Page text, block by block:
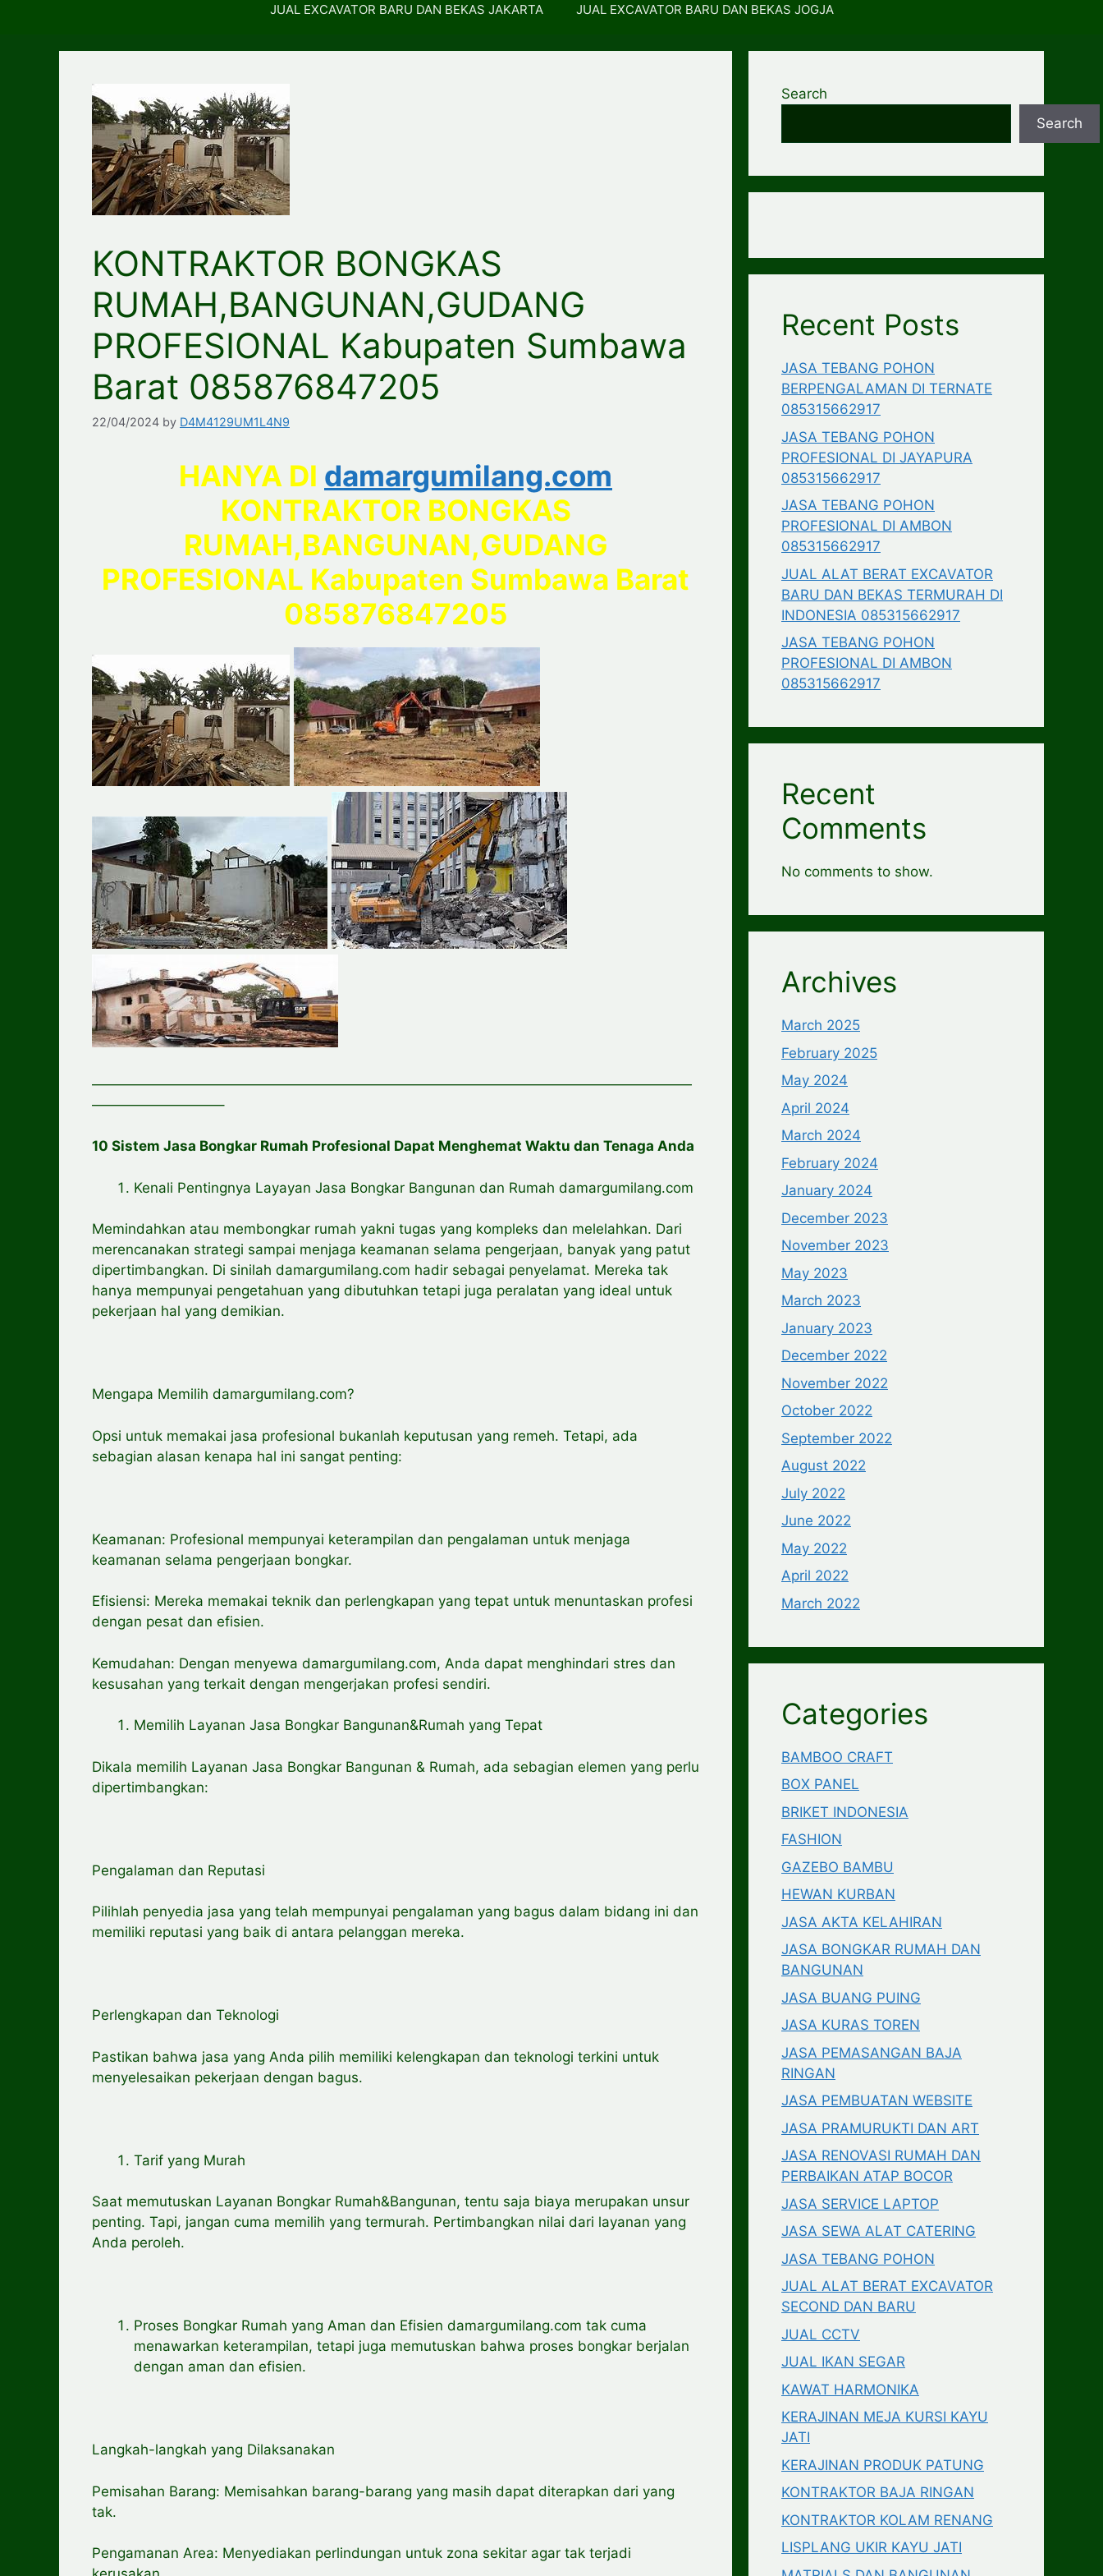
JUAL EXCAVATOR BARU DAN BEKAS JAKARTA JUAL EXCAVATOR BARU DAN BEKAS JOGJA
KONTRAKTOR BONGKAS
RUMAH,BANGUNAN,GUDANG
PROFESIONAL Kabupaten Sumbawa
Barat 085876847205
22/04/2024 by D4M4129UM1L4N9
HANYA DI damargumilang.com
KONTRAKTOR BONGKAS
RUMAH,BANGUNAN,GUDANG
PROFESIONAL Kabupaten Sumbawa Barat
085876847205
———————————————————————————————————————————
—————————–
10 Sistem Jasa Bongkar Rumah Profesional Dapat Menghemat Waktu dan Tenaga Anda
Kenali Pentingnya Layayan Jasa Bongkar Bangunan dan Rumah damargumilang.com
Memindahkan atau membongkar rumah yakni tugas yang kompleks dan melelahkan. Dari
merencanakan strategi sampai menjaga keamanan selama pengerjaan, banyak yang patut
dipertimbangkan. Di sinilah damargumilang.com hadir sebagai penyelamat. Mereka tak
hanya mempunyai pengetahuan yang dibutuhkan tetapi juga peralatan yang ideal untuk
pekerjaan hal yang demikian.
Mengapa Memilih damargumilang.com?
Opsi untuk memakai jasa profesional bukanlah keputusan yang remeh. Tetapi, ada
sebagian alasan kenapa hal ini sangat penting:
Keamanan: Profesional mempunyai keterampilan dan pengalaman untuk menjaga
keamanan selama pengerjaan bongkar.
Efisiensi: Mereka memakai teknik dan perlengkapan yang tepat untuk menuntaskan profesi
dengan pesat dan efisien.
Kemudahan: Dengan menyewa damargumilang.com, Anda dapat menghindari stres dan
kesusahan yang terkait dengan mengerjakan profesi sendiri.
Memilih Layanan Jasa Bongkar Bangunan&Rumah yang Tepat
Dikala memilih Layanan Jasa Bongkar Bangunan & Rumah, ada sebagian elemen yang perlu
dipertimbangkan:
Pengalaman dan Reputasi
Pilihlah penyedia jasa yang telah mempunyai pengalaman yang bagus dalam bidang ini dan
memiliki reputasi yang baik di antara pelanggan mereka.
Perlengkapan dan Teknologi
Pastikan bahwa jasa yang Anda pilih memiliki kelengkapan dan teknologi terkini untuk
menyelesaikan pekerjaan dengan bagus.
Tarif yang Murah
Saat memutuskan Layanan Bongkar Rumah&Bangunan, tentu saja biaya merupakan unsur
penting. Tapi, jangan cuma memilih yang termurah. Pertimbangkan nilai dari layanan yang
Anda peroleh.
Proses Bongkar Rumah yang Aman dan Efisien damargumilang.com tak cuma
menawarkan keterampilan, tetapi juga memutuskan bahwa proses bongkar berjalan
dengan aman dan efisien.
Langkah-langkah yang Dilaksanakan
Pemisahan Barang: Memisahkan barang-barang yang masih dapat diterapkan dari yang
tak.
Pengamanan Area: Menyediakan perlindungan untuk zona sekitar agar tak terjadi
Search
Search
Recent Posts
JASA TEBANG POHON
BERPENGALAMAN DI TERNATE
085315662917
JASA TEBANG POHON
PROFESIONAL DI JAYAPURA
085315662917
JASA TEBANG POHON
PROFESIONAL DI AMBON
085315662917
JUAL ALAT BERAT EXCAVATOR
BARU DAN BEKAS TERMURAH DI
INDONESIA 085315662917
JASA TEBANG POHON
PROFESIONAL DI AMBON
085315662917
Recent
Comments
No comments to show.
Archives
March 2025
February 2025
May 2024
April 2024
March 2024
February 2024
January 2024
December 2023
November 2023
May 2023
March 2023
January 2023
December 2022
November 2022
October 2022
September 2022
August 2022
July 2022
June 2022
May 2022
April 2022
March 2022
Categories
BAMBOO CRAFT
BOX PANEL
BRIKET INDONESIA
FASHION
GAZEBO BAMBU
HEWAN KURBAN
JASA AKTA KELAHIRAN
JASA BONGKAR RUMAH DAN
BANGUNAN
JASA BUANG PUING
JASA KURAS TOREN
JASA PEMASANGAN BAJA
RINGAN
JASA PEMBUATAN WEBSITE
JASA PRAMURUKTI DAN ART
JASA RENOVASI RUMAH DAN
PERBAIKAN ATAP BOCOR
JASA SERVICE LAPTOP
JASA SEWA ALAT CATERING
JASA TEBANG POHON
JUAL ALAT BERAT EXCAVATOR
SECOND DAN BARU
JUAL CCTV
JUAL IKAN SEGAR
KAWAT HARMONIKA
KERAJINAN MEJA KURSI KAYU
JATI
KERAJINAN PRODUK PATUNG
KONTRAKTOR BAJA RINGAN
KONTRAKTOR KOLAM RENANG
LISPLANG UKIR KAYU JATI